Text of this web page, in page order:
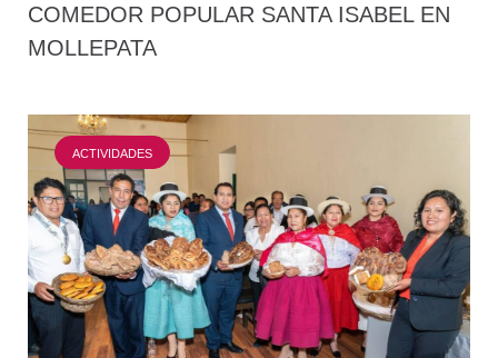
COMEDOR POPULAR SANTA ISABEL EN
MOLLEPATA
ACTIVIDADES